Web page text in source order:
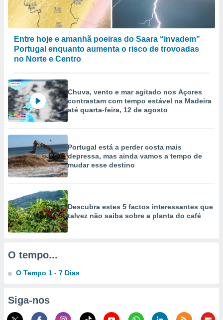
o
num
para
utilizar
criar
medir
da
medir o
os
ou
fontes,
e melhorar
dados
Entre hoje e amanhã poeiras do Saara “invadem”
Portugal enquanto aumenta o risco de trovoadas
no Norte e Centro
Chuva, vento e mar agitado nos Açores
contrastam com tempo estável na Madeira
até quarta-feira, 12 de agosto
Portugal está a perder costa mais
depressa, mas ainda vamos a tempo de
mudar esse destino
Descubra estes 5 factos interessantes que
talvez não saiba sobre a planta do café
O tempo...
O Tempo 1 - 7 Dias
Siga-nos